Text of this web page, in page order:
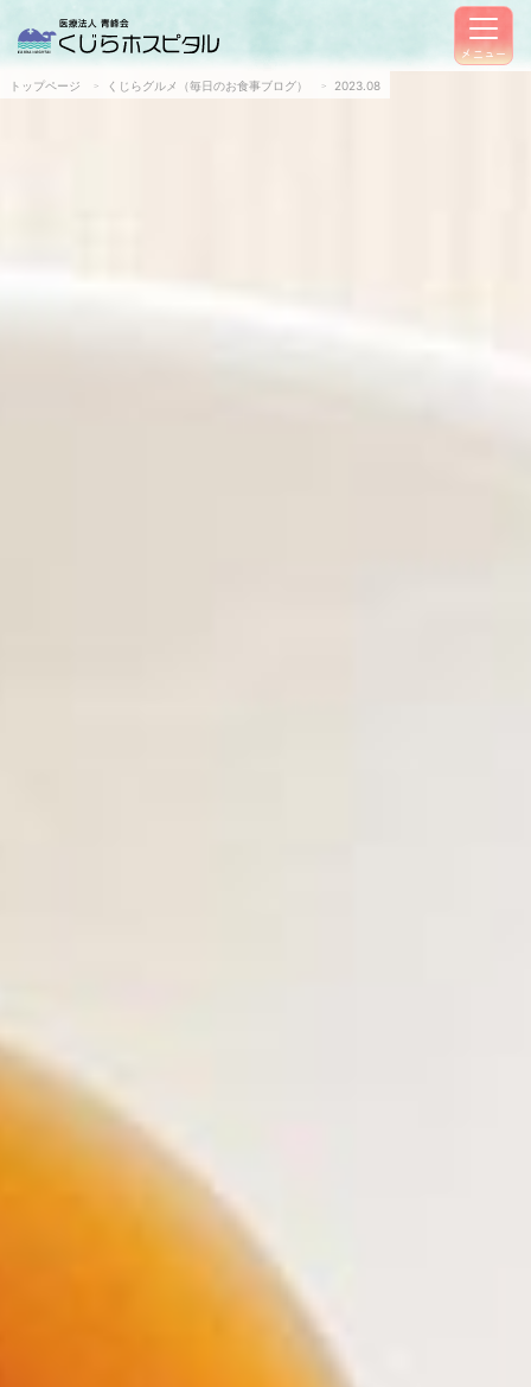
メニュー
トップページ くじらグルメ（毎日のお食事ブログ） 2023.08